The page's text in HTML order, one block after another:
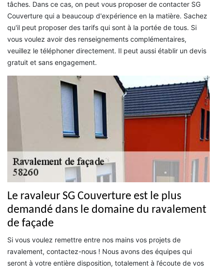
tâches. Dans ce cas, on peut vous proposer de contacter SG
Couverture qui a beaucoup d'expérience en la matière. Sachez
qu'il peut proposer des tarifs qui sont à la portée de tous. Si
vous voulez avoir des renseignements complémentaires,
veuillez le téléphoner directement. Il peut aussi établir un devis
gratuit et sans engagement.
Le ravaleur SG Couverture est le plus
demandé dans le domaine du ravalement
de façade
Si vous voulez remettre entre nos mains vos projets de
ravalement, contactez-nous ! Nous avons des équipes qui
seront à votre entière disposition, totalement à l’écoute de vos